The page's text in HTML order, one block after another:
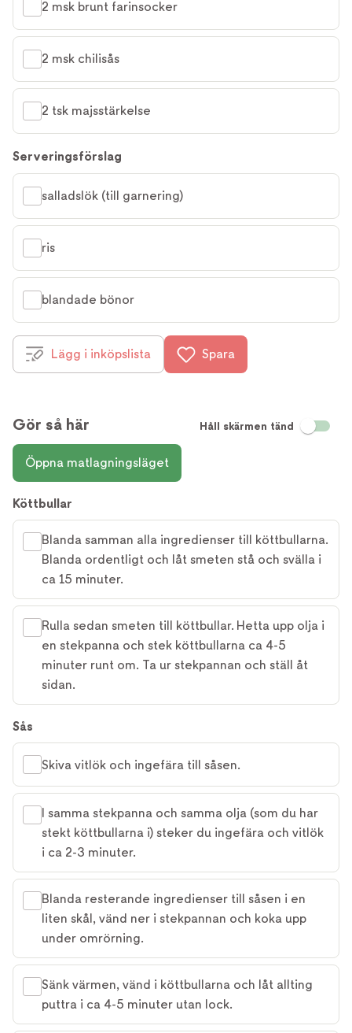
2 msk brunt farinsocker
2 msk chilisås
2 tsk majsstärkelse
Serveringsförslag
salladslök (till garnering)
ris
blandade bönor
Lägg i inköpslista Spara
Gör så här Håll skärmen tänd
Öppna matlagningsläget
Köttbullar
Blanda samman alla ingredienser till köttbullarna.
Blanda ordentligt och låt smeten stå och svälla i
ca 15 minuter.
Rulla sedan smeten till köttbullar. Hetta upp olja i
en stekpanna och stek köttbullarna ca 4-5
minuter runt om. Ta ur stekpannan och ställ åt
sidan.
Sås
Skiva vitlök och ingefära till såsen.
I samma stekpanna och samma olja (som du har
stekt köttbullarna i) steker du ingefära och vitlök
i ca 2-3 minuter.
Blanda resterande ingredienser till såsen i en
liten skål, vänd ner i stekpannan och koka upp
under omrörning.
Sänk värmen, vänd i köttbullarna och låt allting
puttra i ca 4-5 minuter utan lock.